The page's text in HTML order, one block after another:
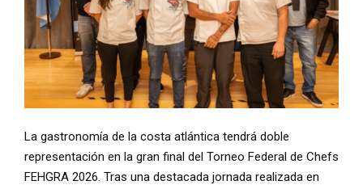
La gastronomía de la costa atlántica tendrá doble
representación en la gran final del Torneo Federal de Chefs
FEHGRA 2026. Tras una destacada jornada realizada en